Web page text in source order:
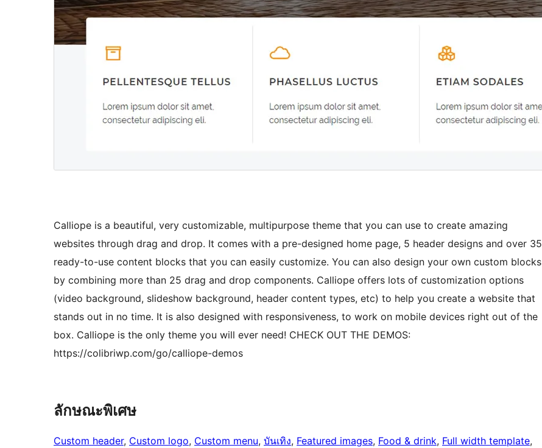
Calliope is a beautiful, very customizable, multipurpose theme that you can use to create amazing
websites through drag and drop. It comes with a pre-designed home page, 5 header designs and over 35
ready-to-use content blocks that you can easily customize. You can also design your own custom blocks
by combining more than 25 drag and drop components. Calliope offers lots of customization options
(video background, slideshow background, header content types, etc) to help you create a website that
stands out in no time. It is also designed with responsiveness, to work on mobile devices right out of the
box. Calliope is the only theme you will ever need! CHECK OUT THE DEMOS:
https://colibriwp.com/go/calliope-demos
ลักษณะพิเศษ
Custom header, Custom logo, Custom menu, บันเทิง, Featured images, Food & drink, Full width template